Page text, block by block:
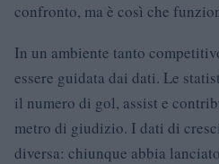
confronto, ma è così che
In un ambiente tanto
essere guidata dai dati. Le
il numero di gol, assist e
metro di giudizio. I dati di
diversa: chiunque abbia